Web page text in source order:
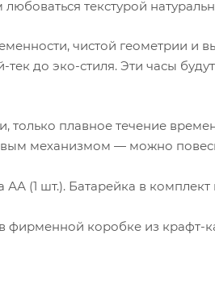
текстурой
чистой геометрии и
тек до эко-стиля. Эти часы
плавное течение
механизмом — можно
АА (1 шт.). Батарейка в комплект
фирменной коробке из крафт-